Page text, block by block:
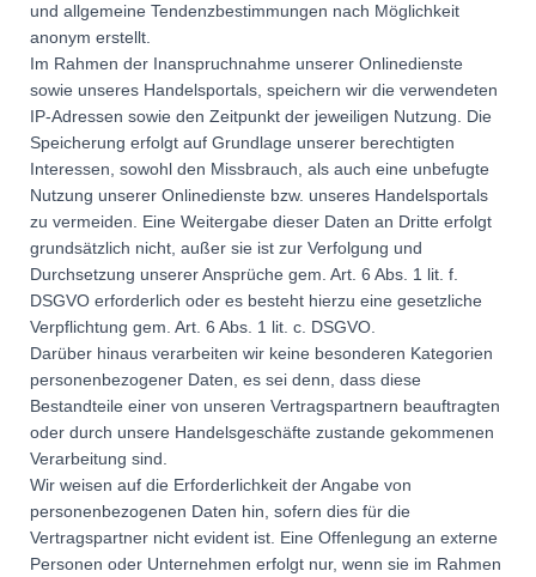
und allgemeine Tendenzbestimmungen nach Möglichkeit
anonym erstellt.
Im Rahmen der Inanspruchnahme unserer Onlinedienste
sowie unseres Handelsportals, speichern wir die verwendeten
IP-Adressen sowie den Zeitpunkt der jeweiligen Nutzung. Die
Speicherung erfolgt auf Grundlage unserer berechtigten
Interessen, sowohl den Missbrauch, als auch eine unbefugte
Nutzung unserer Onlinedienste bzw. unseres Handelsportals
zu vermeiden. Eine Weitergabe dieser Daten an Dritte erfolgt
grundsätzlich nicht, außer sie ist zur Verfolgung und
Durchsetzung unserer Ansprüche gem. Art. 6 Abs. 1 lit. f.
DSGVO erforderlich oder es besteht hierzu eine gesetzliche
Verpflichtung gem. Art. 6 Abs. 1 lit. c. DSGVO.
Darüber hinaus verarbeiten wir keine besonderen Kategorien
personenbezogener Daten, es sei denn, dass diese
Bestandteile einer von unseren Vertragspartnern beauftragten
oder durch unsere Handelsgeschäfte zustande gekommenen
Verarbeitung sind.
Wir weisen auf die Erforderlichkeit der Angabe von
personenbezogenen Daten hin, sofern dies für die
Vertragspartner nicht evident ist. Eine Offenlegung an externe
Personen oder Unternehmen erfolgt nur, wenn sie im Rahmen